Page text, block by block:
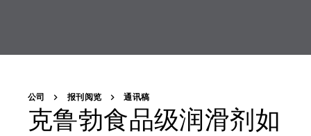
公司 报刊阅览 通讯稿
克鲁勃食品级润滑剂如